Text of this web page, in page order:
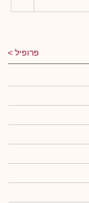
פרופיל